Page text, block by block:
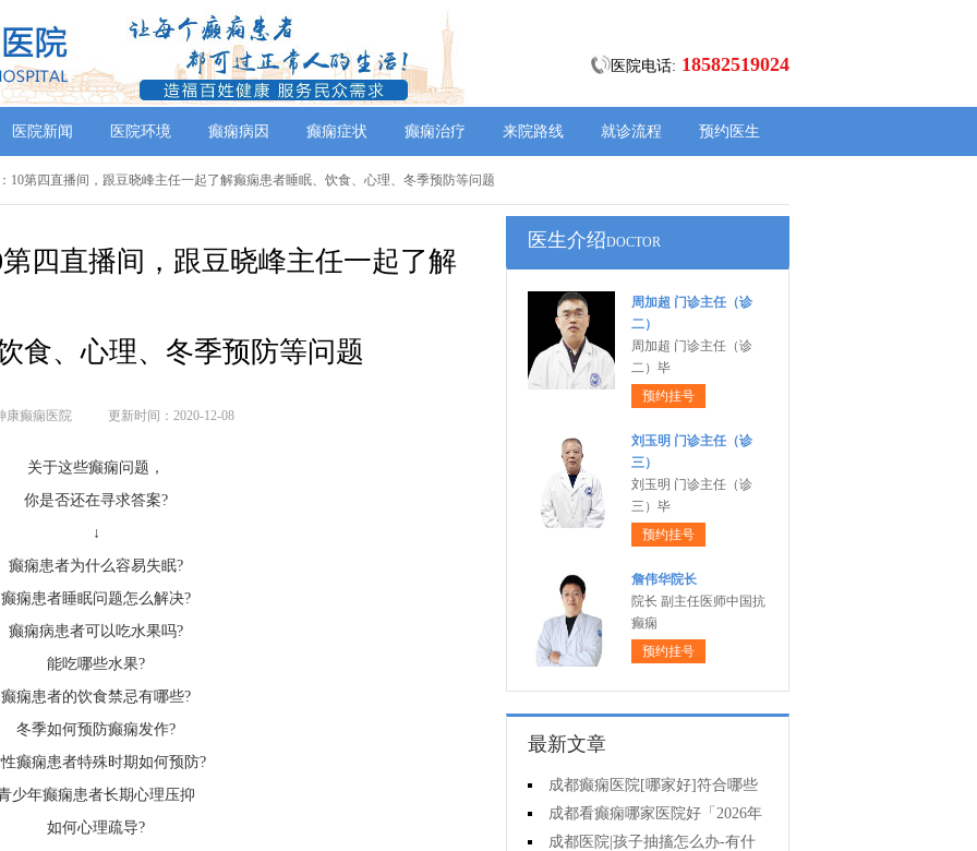
医院电话: 18582519024
医院新闻 医院环境 癫痫病因 癫痫症状 癫痫治疗 来院路线 就诊流程 预约医生
10第四直播间，跟豆晓峰主任一起了解癫痫患者睡眠、饮食、心理、冬季预防等问题
四直播间，跟豆晓峰主任一起了解
食、心理、冬季预防等问题
康癫痫医院 更新时间：2020-12-08
关于这些癫痫问题，
你是否还在寻求答案?
↓
癫痫患者为什么容易失眠?
癫痫患者睡眠问题怎么解决?
癫痫病患者可以吃水果吗?
能吃哪些水果?
癫痫患者的饮食禁忌有哪些?
冬季如何预防癫痫发作?
癫痫患者特殊时期如何预防?
少年癫痫患者长期心理压抑
如何心理疏导?
医生介绍DOCTOR
周加超 门诊主任（诊
二）
周加超 门诊主任（诊
二）毕
预约挂号
刘玉明 门诊主任（诊
三）
刘玉明 门诊主任（诊
三）毕
预约挂号
詹伟华院长
院长 副主任医师中国抗
癫痫
预约挂号
最新文章
成都癫痫医院[哪家好]符合哪些
条件可减药、停药?
成都看癫痫哪家医院好「2026年
度公布」孩子高烧不退当心变成癫
成都医院|孩子抽搐怎么办-有什